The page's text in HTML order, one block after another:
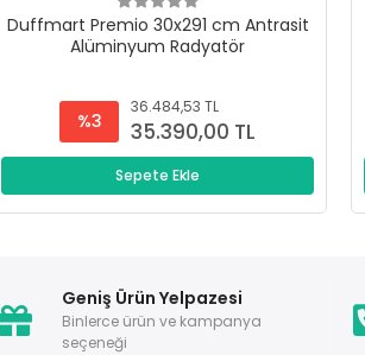
Duffmart Premio 30x291 cm Antrasit
Alüminyum Radyatör
%3
36.484,53 TL
35.390,00 TL
Sepete Ekle
Geniş Ürün Yelpazesi
Binlerce ürün ve kampanya
seçeneği